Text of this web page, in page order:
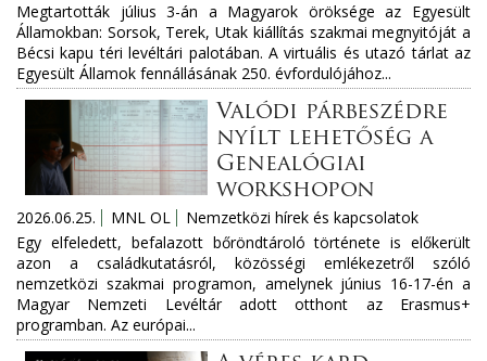
Megtartották július 3-án a Magyarok öröksége az Egyesült
Államokban: Sorsok, Terek, Utak kiállítás szakmai megnyitóját a
Bécsi kapu téri levéltári palotában. A virtuális és utazó tárlat az
Egyesült Államok fennállásának 250. évfordulójához...
Valódi párbeszédre
nyílt lehetőség a
Genealógiai
workshopon
2026.06.25. MNL OL
Nemzetközi hírek és kapcsolatok
Egy elfeledett, befalazott bőröndtároló története is előkerült
azon a családkutatásról, közösségi emlékezetről szóló
nemzetközi szakmai programon, amelynek június 16-17-én a
Magyar Nemzeti Levéltár adott otthont az Erasmus+
programban. Az európai...